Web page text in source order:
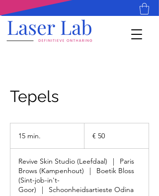
Tepels
15 min.
i
n
.
€ 50
Revive Skin Studio (Leefdaal) |
Paris
Brows (Kampenhout)
|
Boetik Bloss
(Sint-job-in't-
Goor)
|
Schoonheidsartieste Odina